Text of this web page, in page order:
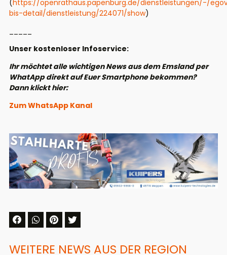
(https://openrathaus.papenburg.de/dienstleistungen/-/
bis-detail/dienstleistung/224071/show)
Unser kostenloser Infoservice:
Ihr möchtet alle wichtigen News aus dem Emsland per
WhatApp direkt auf Euer Smartphone bekommen?
Dann klickt hier:
Zum WhatsApp Kanal
WEITERE NEWS AUS DER REGION